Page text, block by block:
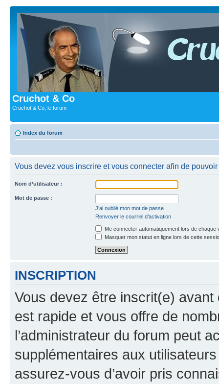
Cruchot & Co
Cruchot & Co, le forum
Index du forum
Vous devez vous inscrire et vous connecter afin de
Nom d’utilisateur :
Mot de passe :
J’ai oublié mon mot de passe
Renvoyer le courriel d’activation
Me connecter automatiquement lors de chaque
Masquer mon statut en ligne lors de cette
INSCRIPTION
Vous devez être inscrit(e) avant
est rapide et vous offre de
l’administrateur du forum peut
supplémentaires aux
assurez-vous d’avoir pris